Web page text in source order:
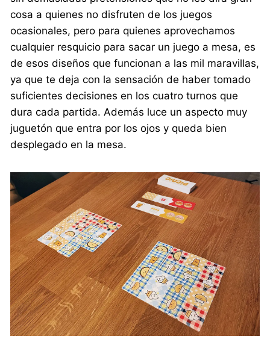
cosa a quienes no disfruten de los juegos
ocasionales, pero para quienes aprovechamos
cualquier resquicio para sacar un juego a mesa, es
de esos diseños que funcionan a las mil maravillas,
ya que te deja con la sensación de haber tomado
suficientes decisiones en los cuatro turnos que
dura cada partida. Además luce un aspecto muy
juguetón que entra por los ojos y queda bien
desplegado en la mesa.